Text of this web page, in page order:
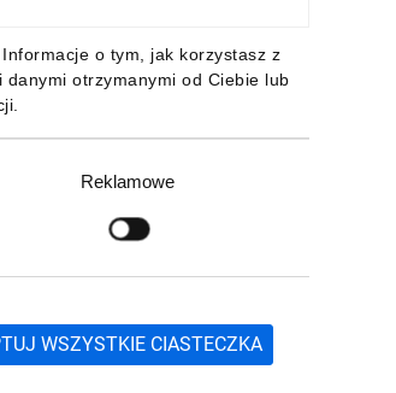
o tym, jak korzystasz z
danymi otrzymanymi od Ciebie lub
Reklamowe
WSZYSTKIE CIASTECZKA
31,86 złbrutto
ZAPISZ SIĘ